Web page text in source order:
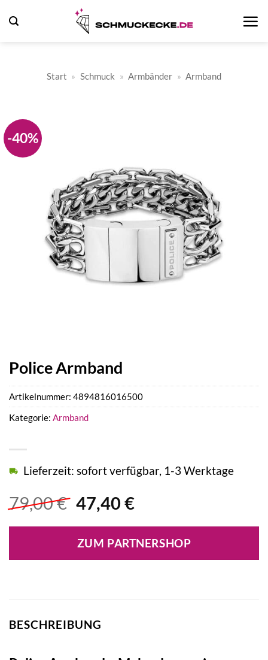
Inhalt
Start » Schmuck » Armbänder » Armband
-40%
Police Armband
79,00€ Ursprünglicher
war:
79,00 €
47,40 €Aktueller
ist:
47,40 €.
Lieferzeit: sofort verfügbar, 1-3 Werktage
ZUM PARTNERSHOP
Artikelnummer: 4894816016500
Kategorie: Armband
BESCHREIBUNG